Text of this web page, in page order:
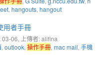
, hangouts, hangout
用者手冊
03-06, 上傳者: alifina
, outlook, 操作手冊, mac mail, 手機